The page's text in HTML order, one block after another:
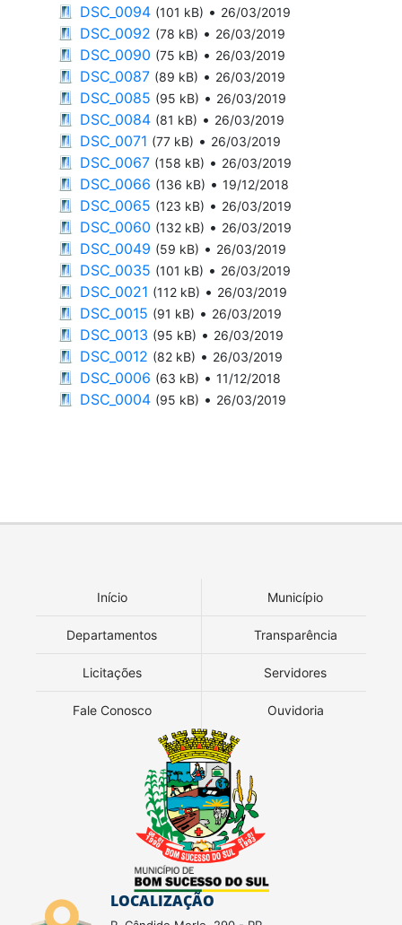
DSC_0094 (101 kB) • 26/03/2019
DSC_0092 (78 kB) • 26/03/2019
DSC_0090 (75 kB) • 26/03/2019
DSC_0087 (89 kB) • 26/03/2019
DSC_0085 (95 kB) • 26/03/2019
DSC_0084 (81 kB) • 26/03/2019
DSC_0071 (77 kB) • 26/03/2019
DSC_0067 (158 kB) • 26/03/2019
DSC_0066 (136 kB) • 19/12/2018
DSC_0065 (123 kB) • 26/03/2019
DSC_0060 (132 kB) • 26/03/2019
DSC_0049 (59 kB) • 26/03/2019
DSC_0035 (101 kB) • 26/03/2019
DSC_0021 (112 kB) • 26/03/2019
DSC_0015 (91 kB) • 26/03/2019
DSC_0013 (95 kB) • 26/03/2019
DSC_0012 (82 kB) • 26/03/2019
DSC_0006 (63 kB) • 11/12/2018
DSC_0004 (95 kB) • 26/03/2019
Início Município
Departamentos Transparência
Licitações Servidores
Fale Conosco Ouvidoria
LOCALIZAÇÃO